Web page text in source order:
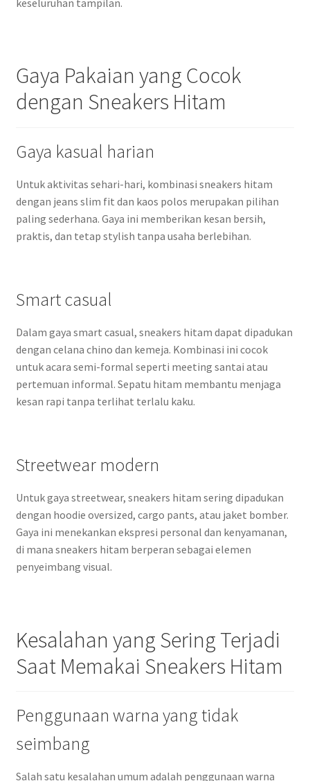
keseluruhan tampilan.
Gaya Pakaian yang Cocok
dengan Sneakers Hitam
Gaya kasual harian
Untuk aktivitas sehari-hari, kombinasi sneakers hitam
dengan jeans slim fit dan kaos polos merupakan pilihan
paling sederhana. Gaya ini memberikan kesan bersih,
praktis, dan tetap stylish tanpa usaha berlebihan.
Smart casual
Dalam gaya smart casual, sneakers hitam dapat dipadukan
dengan celana chino dan kemeja. Kombinasi ini cocok
untuk acara semi-formal seperti meeting santai atau
pertemuan informal. Sepatu hitam membantu menjaga
kesan rapi tanpa terlihat terlalu kaku.
Streetwear modern
Untuk gaya streetwear, sneakers hitam sering dipadukan
dengan hoodie oversized, cargo pants, atau jaket bomber.
Gaya ini menekankan ekspresi personal dan kenyamanan,
di mana sneakers hitam berperan sebagai elemen
penyeimbang visual.
Kesalahan yang Sering Terjadi
Saat Memakai Sneakers Hitam
Penggunaan warna yang tidak
seimbang
Salah satu kesalahan umum adalah penggunaan warna